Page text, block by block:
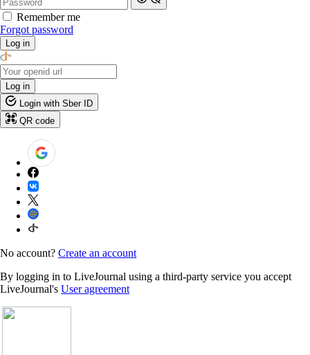
Remember me
Forgot password
Log in
Log in
Login with Sber ID
QR code
No account? Create an account
By logging in to LiveJournal using a third-party service you accept
LiveJournal's User agreement